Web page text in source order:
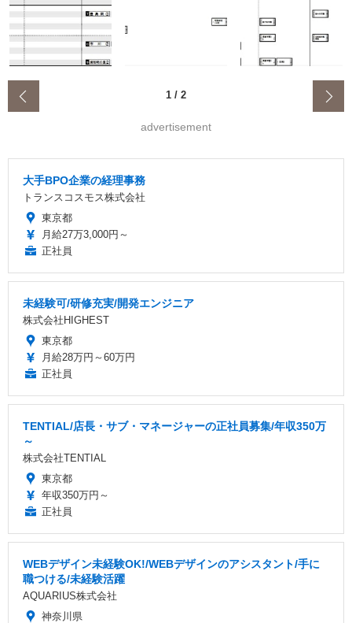
1 / 2
advertisement
大手BPO企業の経理事務
トランスコスモス株式会社
東京都
月給27万3,000円～
正社員
未経験可/研修充実/開発エンジニア
株式会社HIGHEST
東京都
月給28万円～60万円
正社員
TENTIAL/店長・サブ・マネージャーの正社員募集/年収350万
～
株式会社TENTIAL
東京都
年収350万円～
正社員
WEBデザイン未経験OK!/WEBデザインのアシスタント/手に
職つける/未経験活躍
AQUARIUS株式会社
神奈川県